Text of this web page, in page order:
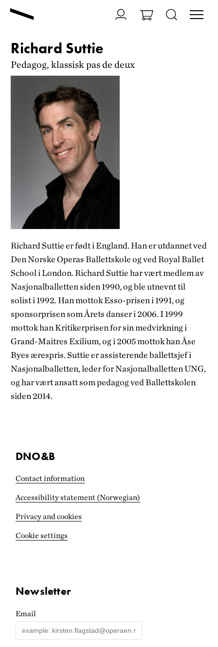
Richard Suttie
Pedagog, klassisk pas de deux
Richard Suttie er født i England. Han er utdannet ved
Den Norske Operas Ballettskole og ved Royal Ballet
School i London. Richard Suttie har vært medlem av
Nasjonalballetten siden 1990, og ble utnevnt til
solist i 1992. Han mottok Esso-prisen i 1991, og
sponsorprisen som Årets danser i 2006. I 1999
mottok han Kritikerprisen for sin medvirkning i
Grand-Maitres Exilium, og i 2005 mottok han Åse
Byes ærespris. Suttie er assisterende ballettsjef i
Nasjonalballetten, leder for Nasjonalballetten UNG,
og har vært ansatt som pedagog ved Ballettskolen
siden 2014.
DNO&B
Contact information
Accessibility statement (Norwegian)
Privacy and cookies
Cookie settings
Newsletter
Email